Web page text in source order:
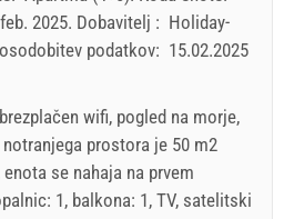
2025 - 31. dec. 2026 / - 10
- 31.08): 10 EUR (once -
(01.01 - 30.06. / 01.09. - 31.12.):
2025. Dobavitelj : Holiday-
podatkov: 15.02.2025
brezplačen wifi, pogled na morje,
prostora je 50 m2
se nahaja na prvem
1, balkona: 1, TV, satelitski